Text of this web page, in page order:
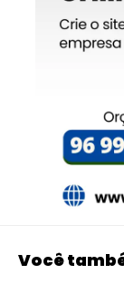
Você